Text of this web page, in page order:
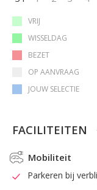
VRIJ
WISSELDAG
BEZET
OP AANVRAAG
JOUW SELECTIE
FACILITEITEN
Mobiliteit
Parkeren bij